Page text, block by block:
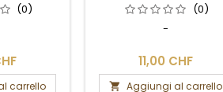
(0)
carrello
(0)
-
11,00 CHF
 Aggiungi al carrello